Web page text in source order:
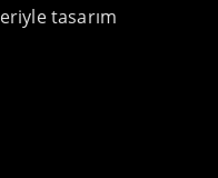
tasarım